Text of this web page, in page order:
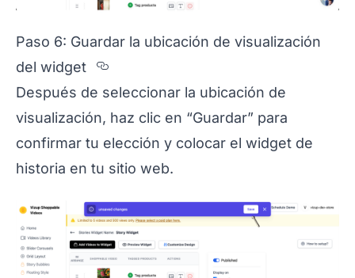
Paso 6: Guardar la ubicación de visualización
del widget
Section titled
Después de seleccionar la ubicación de
visualización, haz clic en “Guardar” para
confirmar tu elección y colocar el widget de
historia en tu sitio web.